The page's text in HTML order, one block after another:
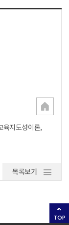
육지도성이론,
목록보기
TOP